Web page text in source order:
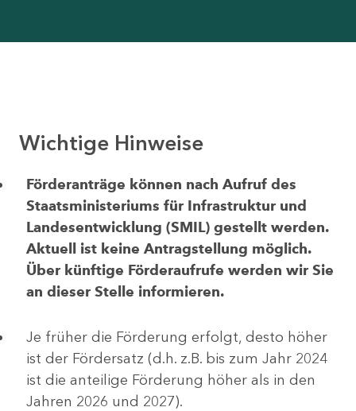
Wichtige Hinweise
Förderanträge können nach Aufruf des
Staatsministeriums für Infrastruktur und
Landesentwicklung (SMIL) gestellt werden.
Aktuell ist keine Antragstellung möglich.
Über künftige Förderaufrufe werden wir Sie
an dieser Stelle informieren.
Je früher die Förderung erfolgt, desto höher
ist der Fördersatz (d.h. z.B. bis zum Jahr 2024
ist die anteilige Förderung höher als in den
Jahren 2026 und 2027).